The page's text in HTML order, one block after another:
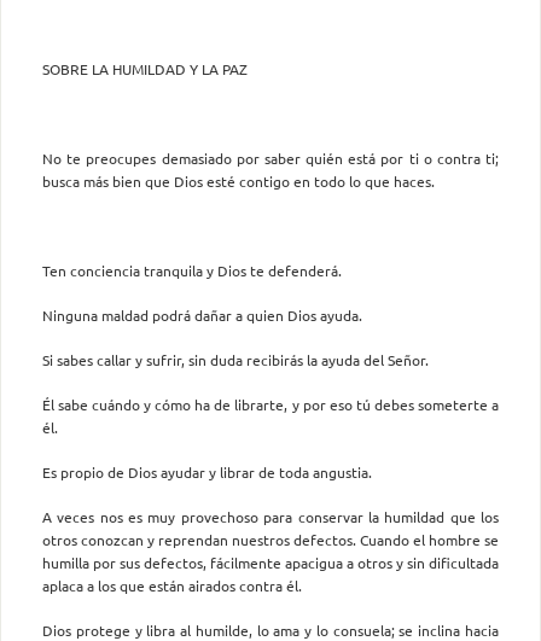
SOBRE LA HUMILDAD Y LA PAZ
No te preocupes demasiado por saber quién está por ti o contra ti;
busca más bien que Dios esté contigo en todo lo que haces.
Ten conciencia tranquila y Dios te defenderá.
Ninguna maldad podrá dañar a quien Dios ayuda.
Si sabes callar y sufrir, sin duda recibirás la ayuda del Señor.
Él sabe cuándo y cómo ha de librarte, y por eso tú debes someterte a
él.
Es propio de Dios ayudar y librar de toda angustia.
A veces nos es muy provechoso para conservar la humildad que los
otros conozcan y reprendan nuestros defectos. Cuando el hombre se
humilla por sus defectos, fácilmente apacigua a otros y sin dificultada
aplaca a los que están airados contra él.
Dios protege y libra al humilde, lo ama y lo consuela; se inclina hacia